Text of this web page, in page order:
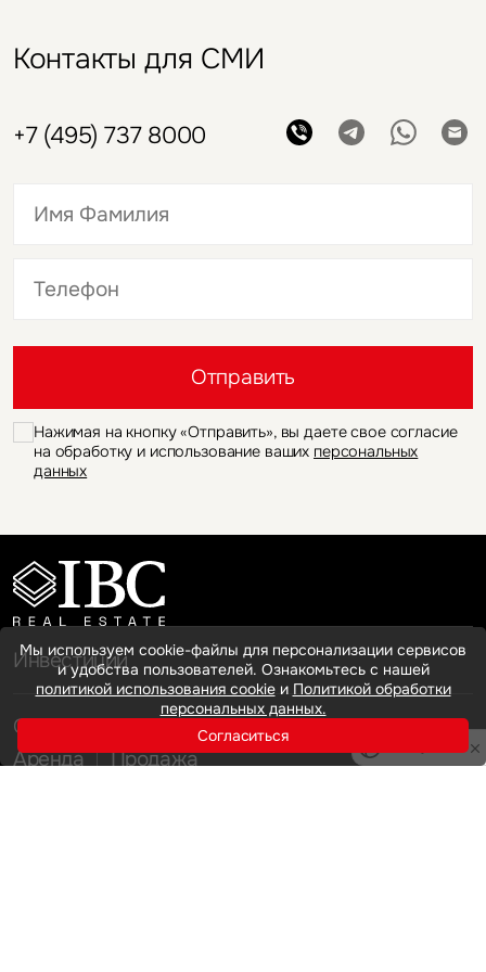
Контакты для СМИ
+7 (495) 737 8000
Отправить
Нажимая на кнопку «Отправить», вы даете свое согласие
на обработку и использование ваших персональных
данных
Инвестиции
Офисная недвижимость
Аренда
Продажа
Мы используем cookie-файлы для персонализации сервисов
и удобства пользователей. Ознакомьтесь с нашей
политикой использования cookieи Политикой обработки
персональных данных.
Согласиться